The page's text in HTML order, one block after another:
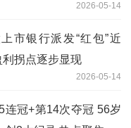
2026-05-14
市银行派发“红包”近
拐点逐步显现
2026-05-14
连冠+第14次夺冠 56岁